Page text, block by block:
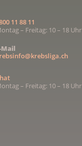
11 88 11
– Freitag: 10 – 18 Uhr
Mail
– Freitag: 10 – 18 Uhr